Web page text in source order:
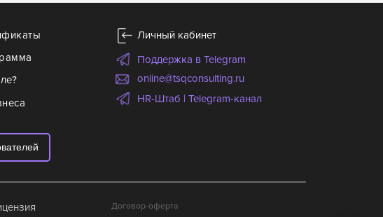
Договор-оферта
Личный кабинет
HR-Штаб | Telegram-канал
Поддержка в Telegram
online@tsqconsulting.ru